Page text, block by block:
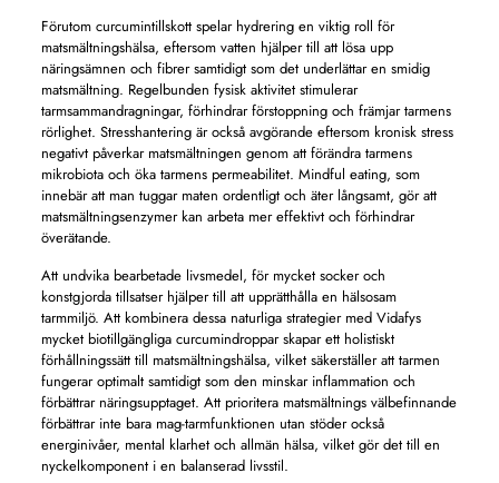
Förutom curcumintillskott spelar hydrering en viktig roll för
matsmältningshälsa, eftersom vatten hjälper till att lösa upp
näringsämnen och fibrer samtidigt som det underlättar en smidig
matsmältning. Regelbunden fysisk aktivitet stimulerar
tarmsammandragningar, förhindrar förstoppning och främjar tarmens
rörlighet. Stresshantering är också avgörande eftersom kronisk stress
negativt påverkar matsmältningen genom att förändra tarmens
mikrobiota och öka tarmens permeabilitet. Mindful eating, som
innebär att man tuggar maten ordentligt och äter långsamt, gör att
matsmältningsenzymer kan arbeta mer effektivt och förhindrar
överätande.
Att undvika bearbetade livsmedel, för mycket socker och
konstgjorda tillsatser hjälper till att upprätthålla en hälsosam
tarmmiljö. Att kombinera dessa naturliga strategier med Vidafys
mycket biotillgängliga curcumindroppar skapar ett holistiskt
förhållningssätt till matsmältningshälsa, vilket säkerställer att tarmen
fungerar optimalt samtidigt som den minskar inflammation och
förbättrar näringsupptaget. Att prioritera matsmältnings välbefinnande
förbättrar inte bara mag-tarmfunktionen utan stöder också
energinivåer, mental klarhet och allmän hälsa, vilket gör det till en
nyckelkomponent i en balanserad livsstil.